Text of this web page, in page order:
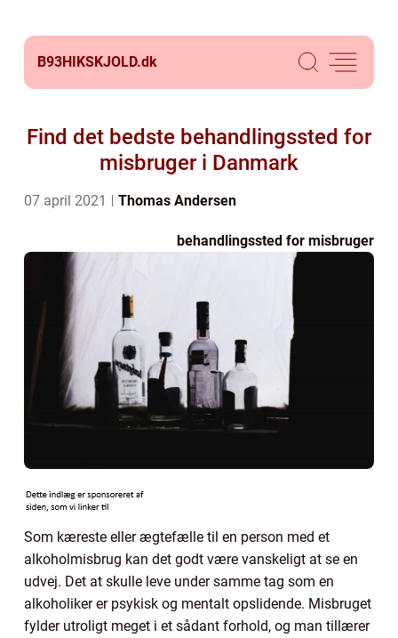
B93HIKSKJOLD.dk
Find det bedste behandlingssted for
misbruger i Danmark
07 april 2021 Thomas Andersen
behandlingssted for misbruger
Som kæreste eller ægtefælle til en person med et
alkoholmisbrug kan det godt være vanskeligt at se en
udvej. Det at skulle leve under samme tag som en
alkoholiker er psykisk og mentalt opslidende. Misbruget
fylder utroligt meget i et sådant forhold, og man tillærer